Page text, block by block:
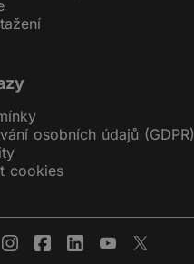
osobních údajů (GDPR)
cookies